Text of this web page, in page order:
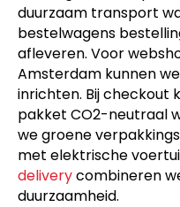
duurzaam transport
bestelwagens
afleveren. Voor
Amsterdam kunnen
inrichten. Bij checkout
pakket CO2-neutraal
we groene
met elektrische
deliverycombineren
duurzaamheid.